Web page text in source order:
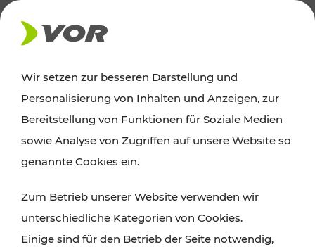
AKTUELLES
News
Alle wichtigen Meldungen zu Fahrplanänderungen,
finden Sie hier im Überblick.
Wir setzen zur besseren Darstellung und
Personalisierung von Inhalten und Anzeigen, zur
Bereitstellung von Funktionen für Soziale Medien
sowie Analyse von Zugriffen auf unsere Website so
genannte Cookies ein.
Zum Betrieb unserer Website verwenden wir
unterschiedliche Kategorien von Cookies.
Einige sind für den Betrieb der Seite notwendig,